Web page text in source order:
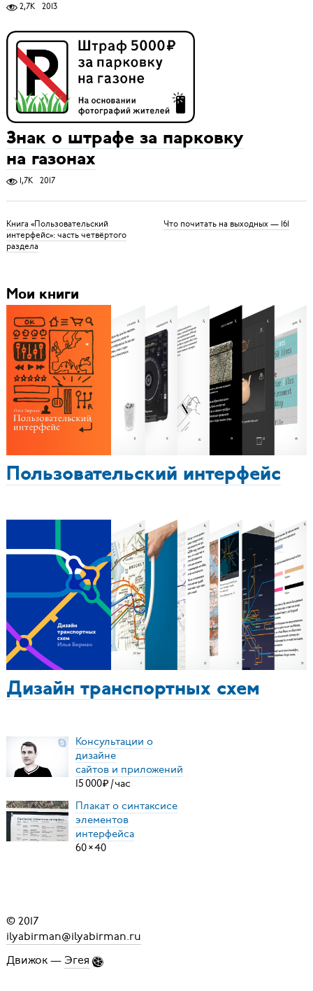
2,7K 2013
Знак о штрафе за парковку
на газонах
1,7K 2017
Книга «Пользовательский
интерфейс»: часть четвёртого
раздела
Что почитать на выходных — 161
Мои книги
Пользовательский интерфейс
Дизайн транспортных схем
Консультации о
дизайне
сайтов и приложений
15000₽ /час
Плакат о синтаксисе
элементов
интерфейса
60×40
© 2017
ilyabirman@ilyabirman.ru
Движок — Эгея